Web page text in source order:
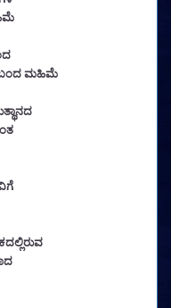
ಬಂದ ಮಹಿಮೆ